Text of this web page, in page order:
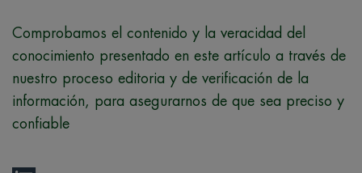
Comprobamos el contenido y la veracidad del
conocimiento presentado en este artículo a través de
nuestro proceso editoria y de verificación de la
información, para asegurarnos de que sea preciso y
confiable